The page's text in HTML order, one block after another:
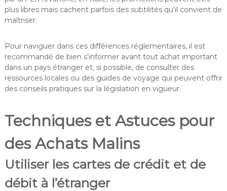
plus libres mais cachent parfois des subtilités qu’il convient de
maîtriser.
Pour naviguer dans ces différences réglementaires, il est
recommandé de bien s’informer avant tout achat important
dans un pays étranger et, si possible, de consulter des
ressources locales ou des guides de voyage qui peuvent offrir
des conseils pratiques sur la législation en vigueur.
Techniques et Astuces pour
des Achats Malins
Utiliser les cartes de crédit et de
débit à l’étranger